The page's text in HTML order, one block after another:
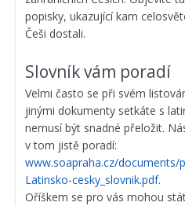
popisky, ukazující kam
Češi dostali.
Slovník vám poradí
Velmi často se při svém
jinými dokumenty setkáte s
nemusí být snadné přeložit.
v tom jistě poradí:
www.soapraha.cz/documents/
Latinsko-cesky_slovnik.pdf.
Oříškem se pro vás mohou